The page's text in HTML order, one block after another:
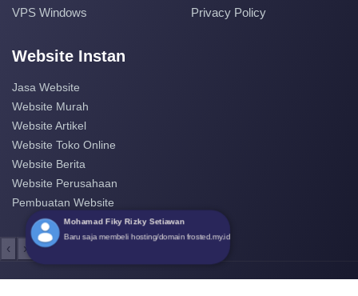
VPS Windows
Privacy Policy
Website Instan
Jasa Website
Website Murah
Website Artikel
Website Toko Online
Website Berita
Website Perusahaan
Pembuatan Website
‹ ›
Mohamad Fiky Rizky Setiawan
Baru saja membeli hosting/domain frosted.my.id